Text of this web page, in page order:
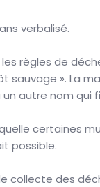
verbalisé.
règles de
sauvage ». La
autre nom qui
certaines
possible.
collecte des